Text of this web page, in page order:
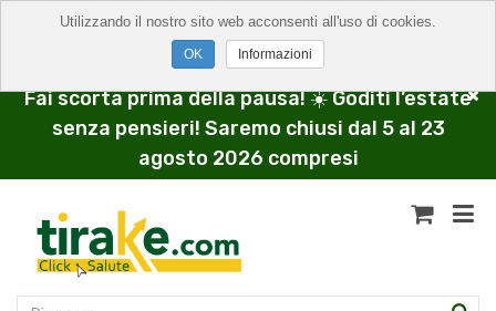
Fai scorta prima della pausa! ☀️ Goditi l’estate
senza pensieri! Saremo chiusi dal 5 al 23
agosto 2026 compresi
Utilizzando il nostro sito web acconsenti all'uso di cookies.
Informazioni